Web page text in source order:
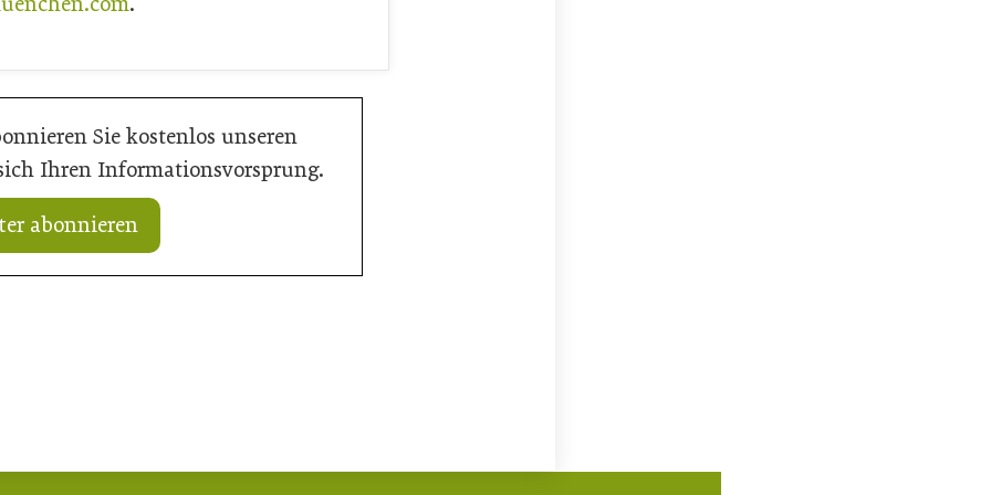
Sie kostenlos unseren
Ihren Informationsvorsprung.
abonnieren